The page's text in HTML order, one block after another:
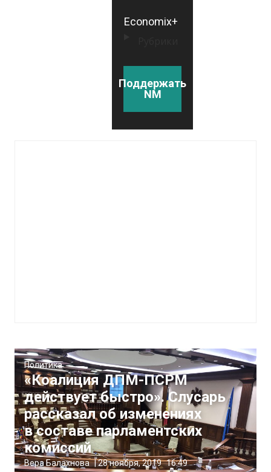
Economix+
Поддержать
NM
Политика
«Коалиция ДПМ-ПСРМ
действует быстро». Слусарь
рассказал об изменениях
в составе парламентских
комиссий
Вера Балахнова |28 ноября, 2019 16:49